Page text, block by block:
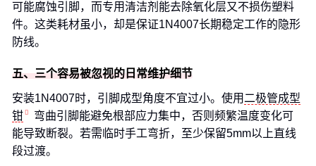
可能腐蚀引脚，而专用清洁剂能去除氧化层又不损伤塑料
件。这类耗材虽小，却是保证1N4007长期稳定工作的隐形
防线。
五、三个容易被忽视的日常维护细节
安装1N4007时，引脚成型角度不宜过小。使用 二极管成型
钳
弯曲引脚能避免根部应力集中，否则频繁温度变化可
能导致断裂。若需临时手工弯折，至少保留5mm以上直线
段过渡。